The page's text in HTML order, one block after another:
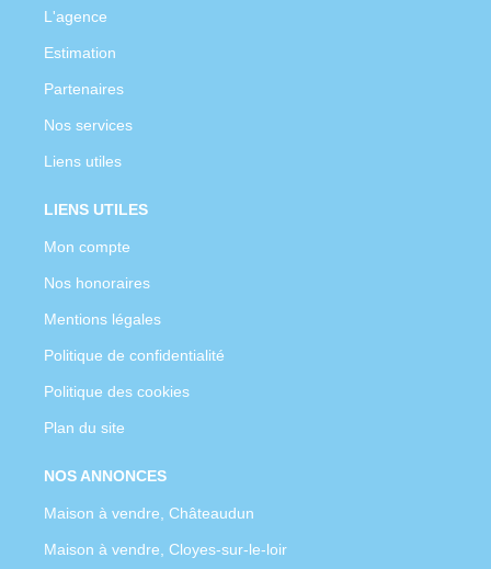
L'agence
Estimation
Partenaires
Nos services
Liens utiles
LIENS UTILES
Mon compte
Nos honoraires
Mentions légales
Politique de confidentialité
Politique des cookies
Plan du site
NOS ANNONCES
Maison à vendre, Châteaudun
Maison à vendre, Cloyes-sur-le-loir